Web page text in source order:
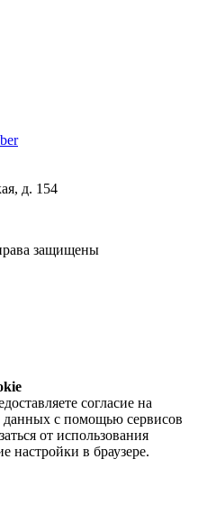
д. 154
защищены
согласие на
данных с помощью сервисов
от использования
настройки в браузере.